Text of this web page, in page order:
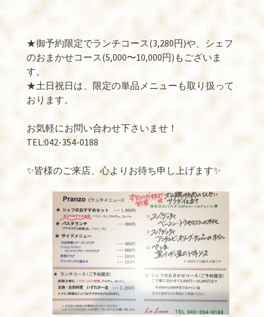
★御予約限定でランチコース(3,280円)や、シェフ
のおまかせコース(5,000〜10,000円)もございま
す。
★土日祝日は、限定の単品メニューも取り扱って
おります。
お気軽にお問い合わせ下さいませ！
TEL:042-354-0188
✨皆様のご来店、心よりお待ち申し上げます✨